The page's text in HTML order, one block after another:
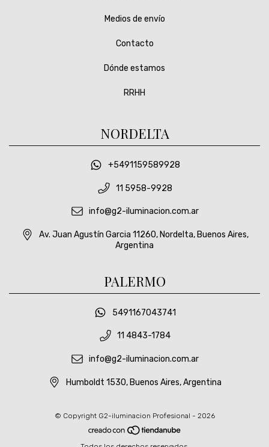
Medios de envío
Contacto
Dónde estamos
RRHH
NORDELTA
+5491159589928
11 5958-9928
info@g2-iluminacion.com.ar
Av. Juan Agustín Garcia 11260, Nordelta, Buenos Aires,
Argentina
PALERMO
5491167043741
11 4843-1784
info@g2-iluminacion.com.ar
Humboldt 1530, Buenos Aires, Argentina
© Copyright G2-iluminacion Profesional - 2026